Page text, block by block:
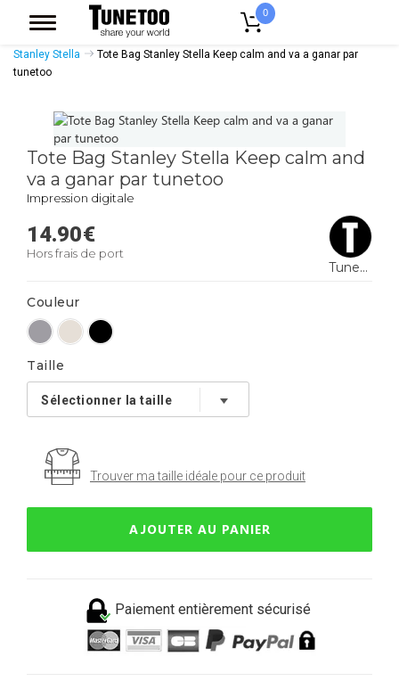
0
Accessoires Casquettes Tote Bags
Stanley Stella
Tote Bag Stanley Stella Keep calm and va a ganar par
tunetoo
Tote Bag Stanley Stella Keep calm and
va a ganar par tunetoo
Impression digitale
14.90€
Hors frais de port
Tunetoo
Couleur
Taille
Trouver ma taille idéale pour ce produit
AJOUTER AU PANIER
Paiement entièrement sécurisé